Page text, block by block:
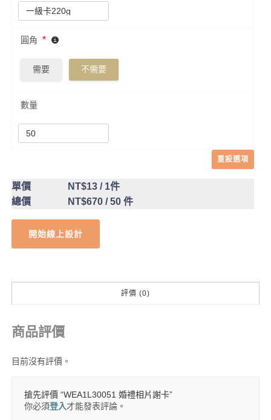
圓角 *
需要 不需要
數量
重設選項
單價 NT$13/ 1件
總價
NT$670/ 50 件
開始線上設計
評價 (0)
商品評價
目前沒有評價。
搶先評價 “WEA1L30051 婚禮相片謝卡”
你必須登入才能發表評論。